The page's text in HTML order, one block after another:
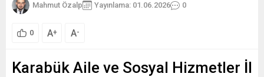
Mahmut Özalp Yayınlama: 01.06.2026 0
0 A+ A-
Karabük Aile ve Sosyal Hizmetler İl